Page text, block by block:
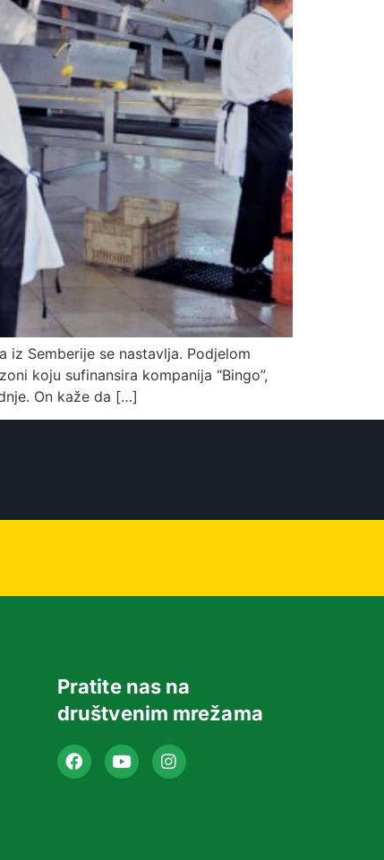
Semberije se nastavlja. Podjelom
koju sufinansira kompanija “Bingo”,
On kaže da […]
Pratite nas na
društvenim mrežama